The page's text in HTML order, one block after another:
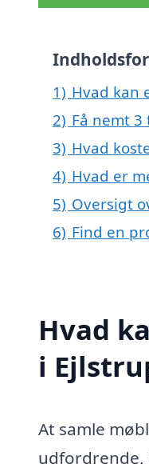
1) Hvad kan
2) Få nemt
3) Hvad
4) Hvad er
5) Oversigt
6) Find en
Hvad
i
At samle
udfordrende,